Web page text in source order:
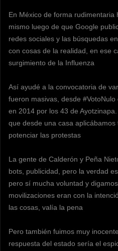
En México de forma
mismo luego de que Google
redes sociales y las búsquedas
con cosas de la realidad, en ese
surgimiento de la Influenza
Así ayudé a la convocatoria de
fueron masivas, desde
en 2014 por los 43 de
que desde una casa
potenciar las protestas
La gente de Calderón y Peña
bots, publicidad, pero la verdad
pero sí mucha voluntad y
movilizaciones eran con la
las cosas, valía la pena
Pero también fuimos muy
respuesta del estado sería el